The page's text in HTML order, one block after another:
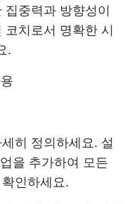
집중력과 방향성이
코치로서 명확한 시
.
히 정의하세요. 설
을 추가하여 모든
인하세요.